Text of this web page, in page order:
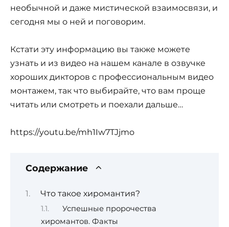
необычной и даже мистической взаимосвязи, и
сегодня мы о ней и поговорим.
Кстати эту информацию вы также можете
узнать и из видео на нашем канале в озвучке
хороших дикторов с профессиональным видео
монтажем, так что выбирайте, что вам проще
читать или смотреть и поехали дальше…
https://youtu.be/mh1Iw7TJjmo
Содержание
Что такое хиромантия?
Успешные пророчества
хиромантов. Факты